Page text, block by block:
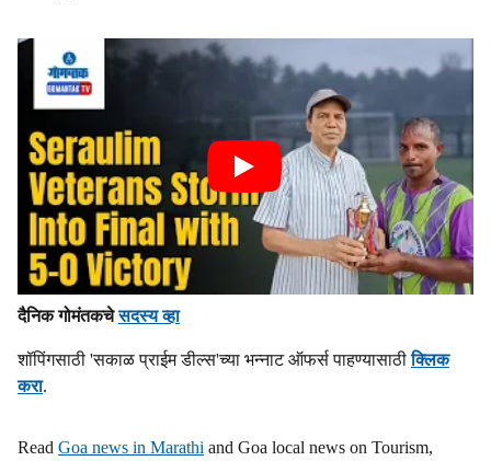
दैनिक गोमंतकचेसदस्य व्हा
शॉपिंगसाठी 'सकाळ प्राईम डील्स'च्या भन्नाट ऑफर्स पाहण्यासाठीक्लिक
करा.
Read Goa news in Marathi and Goa local news on Tourism,